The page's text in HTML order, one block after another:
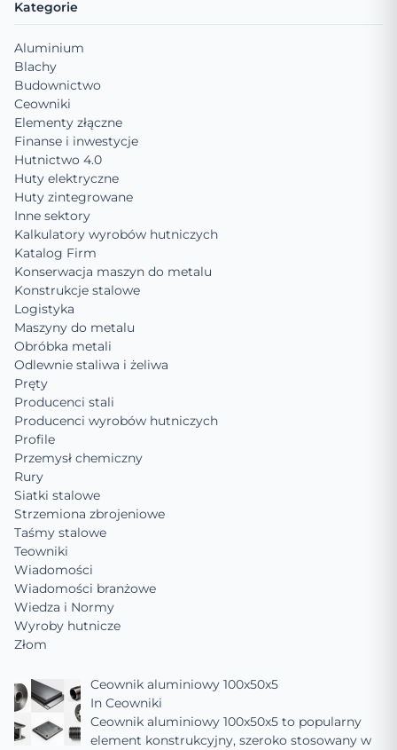
Kategorie
Aluminium
Blachy
Budownictwo
Ceowniki
Elementy złączne
Finanse i inwestycje
Hutnictwo 4.0
Huty elektryczne
Huty zintegrowane
Inne sektory
Kalkulatory wyrobów hutniczych
Katalog Firm
Konserwacja maszyn do metalu
Konstrukcje stalowe
Logistyka
Maszyny do metalu
Obróbka metali
Odlewnie staliwa i żeliwa
Pręty
Producenci stali
Producenci wyrobów hutniczych
Profile
Przemysł chemiczny
Rury
Siatki stalowe
Strzemiona zbrojeniowe
Taśmy stalowe
Teowniki
Wiadomości
Wiadomości branżowe
Wiedza i Normy
Wyroby hutnicze
Złom
Ceownik aluminiowy 100x50x5
In Ceowniki
Ceownik aluminiowy 100x50x5 to popularny
element konstrukcyjny, szeroko stosowany w